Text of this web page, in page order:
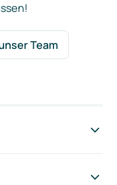
Team